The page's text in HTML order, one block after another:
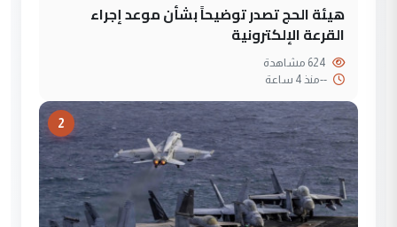
هيئة الحج تصدر توضيحاً بشأن موعد إجراء
القرعة الإلكترونية
--منذ 4 ساعة
2